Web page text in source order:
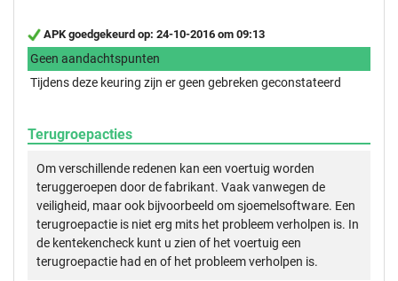
APK goedgekeurd op: 24-10-2016 om 09:13
Geen aandachtspunten
Tijdens deze keuring zijn er geen gebreken geconstateerd
Terugroepacties
Om verschillende redenen kan een voertuig worden
teruggeroepen door de fabrikant. Vaak vanwegen de
veiligheid, maar ook bijvoorbeeld om sjoemelsoftware. Een
terugroepactie is niet erg mits het probleem verholpen is. In
de kentekencheck kunt u zien of het voertuig een
terugroepactie had en of het probleem verholpen is.